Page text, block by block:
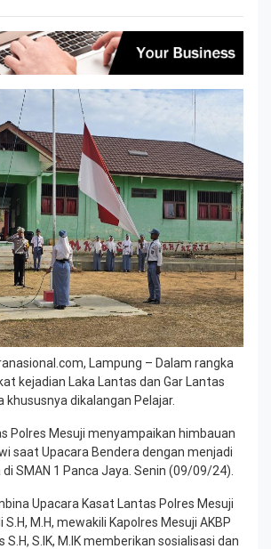
Lampung – Dalam rangka
kejadian Laka Lantas dan Gar Lantas
khususnya dikalangan Pelajar.
Polres Mesuji menyampaikan himbauan
saat Upacara Bendera dengan menjadi
SMAN 1 Panca Jaya. Senin (09/09/24).
Upacara Kasat Lantas Polres Mesuji
S.H, M.H, mewakili Kapolres Mesuji AKBP
S.H, S.IK, M.IK memberikan sosialisasi dan